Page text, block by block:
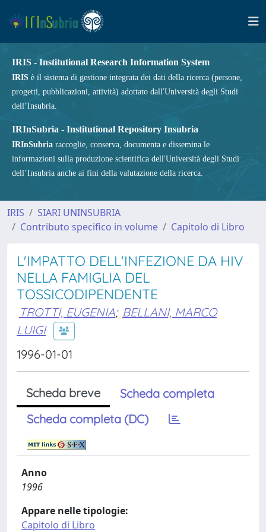
IRIS - Institutional Research Information System
IRIS è il sistema di gestione integrata dei dati della ricerca (persone,
progetti, pubblicazioni, attività) adottato dall'Università degli Studi
dell’Insubria.
IRInSubria - Institutional Repository Insubria
IRInSubria raccoglie, conserva, documenta e dissemina le
informazioni sulla produzione scientifica dell'Università degli Studi
dell’Insubria anche ai fini della valutazione della ricerca.
IRIS
SIARI UNINSUBRIA
Contributo specifico in volume
Capitolo di Libro
L'IMPATTO DELL'INFEZIONE DA HIV
NELLA FAMIGLIA DEL
TOSSICODIPENDENTE
TROTTI, EUGENIA; BELLANI, MARCO
LUIGI
1996-01-01
Scheda breve
Scheda completa
Scheda completa (DC)
Anno
1996
Appare nelle tipologie:
Capitolo di Libro